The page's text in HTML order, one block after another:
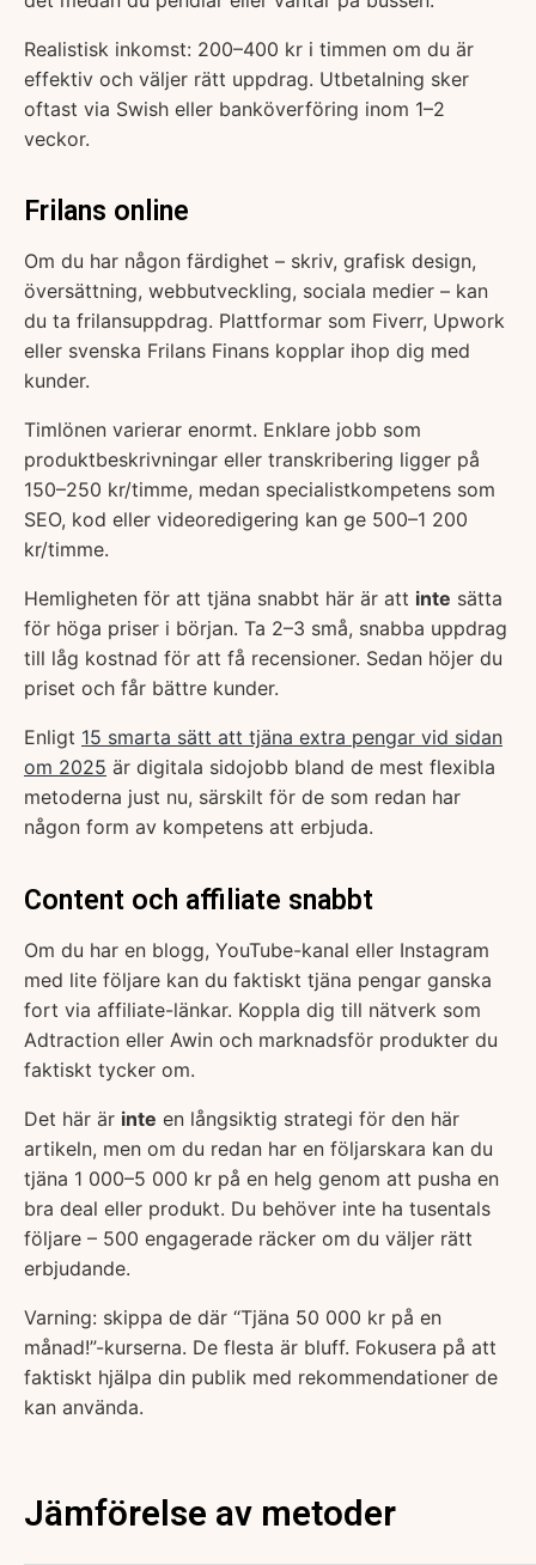
Realistisk inkomst: 200–400 kr i timmen om du är
effektiv och väljer rätt uppdrag. Utbetalning sker
oftast via Swish eller banköverföring inom 1–2
veckor.
Frilans online
Om du har någon färdighet – skriv, grafisk design,
översättning, webbutveckling, sociala medier – kan
du ta frilansuppdrag. Plattformar som Fiverr, Upwork
eller svenska Frilans Finans kopplar ihop dig med
kunder.
Timlönen varierar enormt. Enklare jobb som
produktbeskrivningar eller transkribering ligger på
150–250 kr/timme, medan specialistkompetens som
SEO, kod eller videoredigering kan ge 500–1 200
kr/timme.
Hemligheten för att tjäna snabbt här är att inte sätta
för höga priser i början. Ta 2–3 små, snabba uppdrag
till låg kostnad för att få recensioner. Sedan höjer du
priset och får bättre kunder.
Enligt 15 smarta sätt att tjäna extra pengar vid sidan
om 2025 är digitala sidojobb bland de mest flexibla
metoderna just nu, särskilt för de som redan har
någon form av kompetens att erbjuda.
Content och affiliate snabbt
Om du har en blogg, YouTube-kanal eller Instagram
med lite följare kan du faktiskt tjäna pengar ganska
fort via affiliate-länkar. Koppla dig till nätverk som
Adtraction eller Awin och marknadsför produkter du
faktiskt tycker om.
Det här är inte en långsiktig strategi för den här
artikeln, men om du redan har en följarskara kan du
tjäna 1 000–5 000 kr på en helg genom att pusha en
bra deal eller produkt. Du behöver inte ha tusentals
följare – 500 engagerade räcker om du väljer rätt
erbjudande.
Varning: skippa de där “Tjäna 50 000 kr på en
månad!”-kurserna. De flesta är bluff. Fokusera på att
faktiskt hjälpa din publik med rekommendationer de
kan använda.
Jämförelse av metoder